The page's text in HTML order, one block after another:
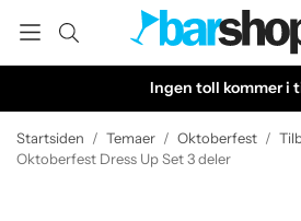
Ingen toll kommer i
Startsiden / Temaer / Oktoberfest /
Oktoberfest Dress Up Set 3 deler